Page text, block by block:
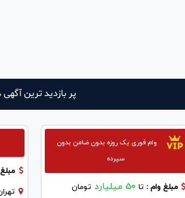
پر بازدید ترین آگهی
وام فوری یک روزه بدون ضامن بدون
سپرده
مبلغ وام :تا 50 میلیارد تومان